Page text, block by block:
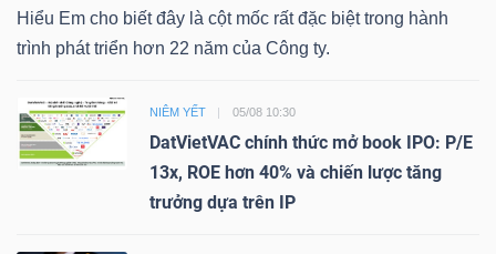
Hiểu Em cho biết đây là cột mốc rất đặc biệt trong hành
trình phát triển hơn 22 năm của Công ty.
NIÊM YẾT 05/08 10:30
DatVietVAC chính thức mở book IPO: P/E
13x, ROE hơn 40% và chiến lược tăng
trưởng dựa trên IP